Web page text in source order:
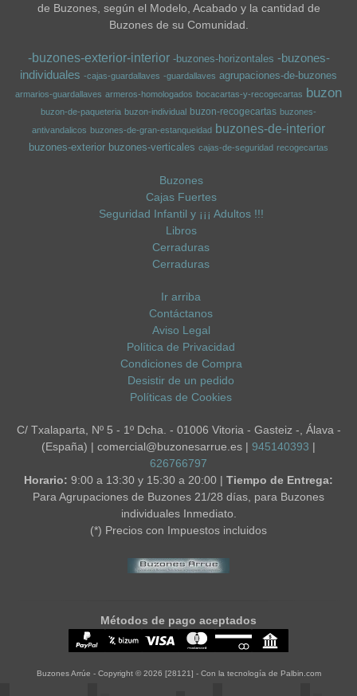
de Buzones, según el Modelo, Acabado y la cantidad de
Buzones de su Comunidad.
-buzones-exterior-interior -buzones-horizontales -buzones-
individuales -cajas-guardallaves -guardallaves agrupaciones-de-buzones
armarios-guardallaves armeros-homologados bocacartas-y-recogecartas buzon
buzon-de-paqueteria buzon-individual buzon-recogecartas buzones-
antivandalicos buzones-de-gran-estanqueidad buzones-de-interior
buzones-exterior buzones-verticales cajas-de-seguridad recogecartas
Buzones
Cajas Fuertes
Seguridad Infantil y ¡¡¡ Adultos !!!
Libros
Cerraduras
Cerraduras
Ir arriba
Contáctanos
Aviso Legal
Política de Privacidad
Condiciones de Compra
Desistir de un pedido
Políticas de Cookies
C/ Txalaparta, Nº 5 - 1º Dcha. - 01006 Vitoria - Gasteiz -, Álava -
(España) | comercial@buzonesarrue.es | 945140393 |
626766797
Horario: 9:00 a 13:30 y 15:30 a 20:00 | Tiempo de Entrega:
Para Agrupaciones de Buzones 21/28 días, para Buzones
individuales Inmediato.
(*) Precios con Impuestos incluidos
Métodos de pago aceptados
Buzones Arrúe - Copyright © 2026 [28121] - Con la tecnología de Palbin.com